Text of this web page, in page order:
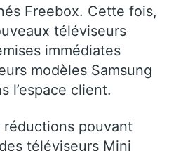
Freebox. Cette fois,
téléviseurs
immédiates
modèles Samsung
l’espace client.
réductions pouvant
téléviseurs Mini